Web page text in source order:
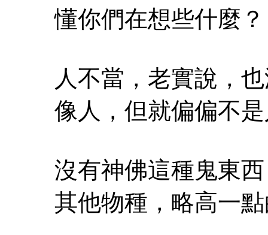
懂你們在想些什麼
人不當，老實說，
像人，但就偏偏不
沒有神佛這種鬼東
其他物種，略高一